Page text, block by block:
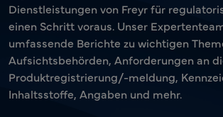
Dienstleistungen von Freyr für
einen Schritt voraus. Unser
umfassende Berichte zu wichtigen
Aufsichtsbehörden, Anforderungen an
Produktregistrierung/-meldung,
Inhaltsstoffe, Angaben und mehr.